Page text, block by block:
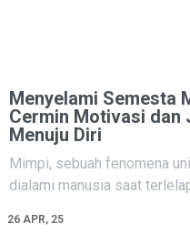
Menyelami Semesta
Cermin Motivasi dan
Menuju Diri
26 APR, 25
Mimpi, sebuah fenomena
dialami manusia saat